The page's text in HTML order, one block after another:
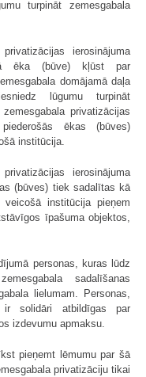
turpināt zemesgabala
ierosinājuma
ēka (būve) kļūst par
domājamā daļa
lūgumu turpināt
privatizācijas
ēkas (būves)
institūcija.
ierosinājuma
(būves) tiek sadalītas kā
institūcija pieņem
īpašuma objektos,
personas, kuras lūdz
sadalīšanas
lielumam. Personas,
ir solidāri atbildīgas par
izdevumu apmaksu.
pieņemt lēmumu par šā
privatizāciju tikai